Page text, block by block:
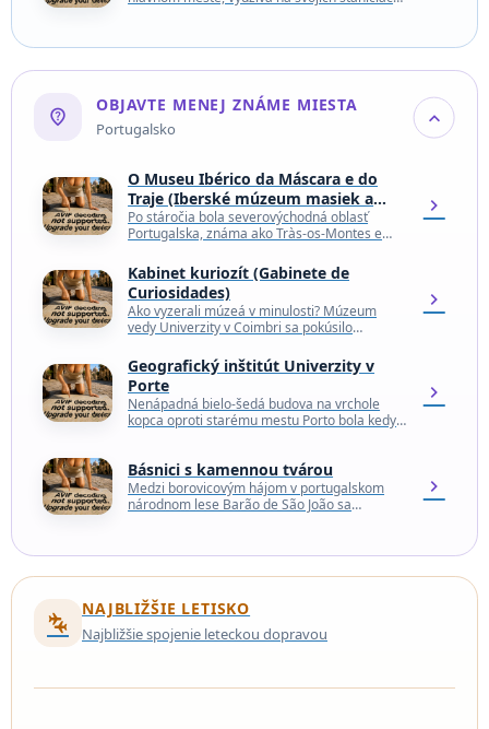
byť…
not_listed_location
OBJAVTE MENEJ ZNÁME MIESTA
Portugalsko expand_more
O Museu Ibérico da Máscara e do
Traje (Iberské múzeum masiek a
kostýmov)
Po stáročia bola severovýchodná oblasť
Portugalska, známa ako Tràs-os-Montes e
horskými masívmi, ktoré chránili jedinečné
kultúrne…
chevron_right
Kabinet kuriozít (Gabinete de
Curiosidades)
Ako vyzerali múzeá v minulosti? Múzeum
vedy Univerzity v Coimbri sa pokúsilo
miestnosti zhromaždilo…
chevron_right
Geografický inštitút Univerzity v
Porte
Nenápadná bielo-šedá budova na vrchole
kopca oproti starému mestu Porto bola kedysi
chevron_right
Básnici s kamennou tvárou
Medzi borovicovým hájom v portugalskom
národnom lese Barão de São João sa
chevron_right
connecting_airports
NAJBLIŽŠIE LETISKO
Najbližšie spojenie leteckou dopravou